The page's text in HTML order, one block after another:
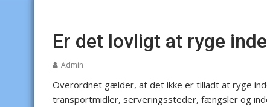
Er det lovligt at ryge
Admin
Overordnet gælder, at det ikke er tilladt at ryge
transportmidler, serveringssteder, fængsler og